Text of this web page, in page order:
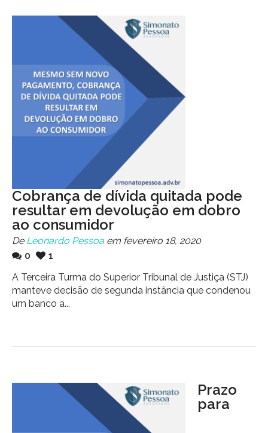
Cobrança de dívida quitada pode
resultar em devolução em dobro
ao consumidor
De Leonardo Pessoa em fevereiro 18, 2020
0
1
A Terceira Turma do Superior Tribunal de Justiça (STJ)
manteve decisão de segunda instância que condenou
um banco a...
Prazo
para